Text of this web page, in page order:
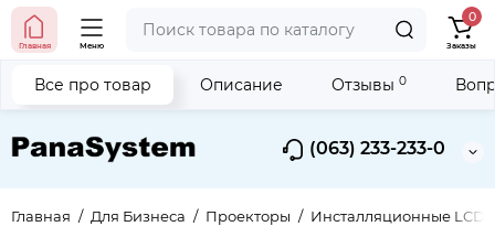
(063) 233-233-0
Главная Меню
0
Заказы
Главная Для Бизнеса Проекторы Инсталляционные LCD
Все про товар Описание Отзывы 0